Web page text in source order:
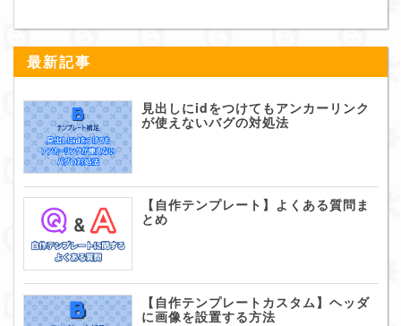
最新記事
見出しにidをつけてもアンカーリンク
が使えないバグの対処法
【自作テンプレート】よくある質問ま
とめ
【自作テンプレートカスタム】ヘッダ
に画像を設置する方法